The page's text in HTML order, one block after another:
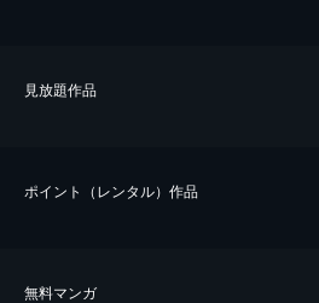
⾒放題作品
ポイント（レンタル）作品
無料マンガ